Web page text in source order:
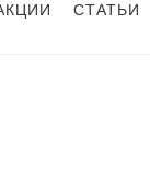
СТАТЬИ